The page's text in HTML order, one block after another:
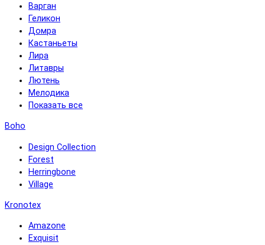
Варган
Геликон
Домра
Кастаньеты
Лира
Литавры
Лютень
Мелодика
Показать все
Boho
Design Collection
Forest
Herringbone
Village
Kronotex
Amazone
Exquisit